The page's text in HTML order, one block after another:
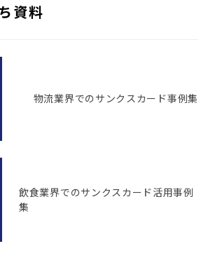
資料
物流業界でのサンクスカード事例集
飲食業界でのサンクスカード活用事例
集